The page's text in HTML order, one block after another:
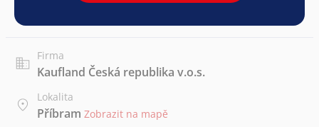
Firma
Kaufland Česká republika v.o.s.
Lokalita
Příbram Zobrazit na mapě